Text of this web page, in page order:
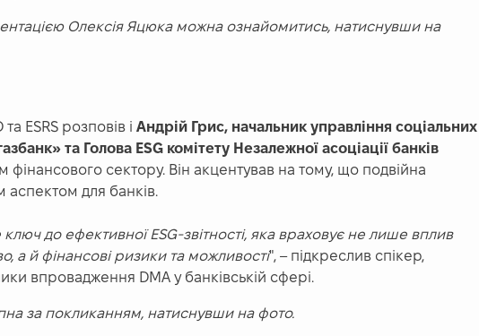
Олексія Яцюка можна ознайомитись, натиснувши на
ESRS розповів і Андрій Грис, начальник управління соціальних
та Голова ESG комітету Незалежної асоціації банків
фінансового сектору. Він акцентував на тому, що подвійна
аспектом для банків.
ключ до ефективної ESG-звітності, яка враховує не лише вплив
а й фінансові ризики та можливості", – підкреслив спікер,
впровадження DMA у банківській сфері.
за покликанням, натиснувши на фото.